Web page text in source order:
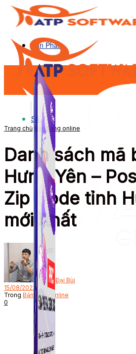
Sản Phẩm
Sản Phẩm
Trang chủ Bán hàng online
Danh sách mã
Hưng Yên –
Zip Code tỉnh
mới nhất
Bởi Đại Bùi
15/08/2022
Trong Bán hàng online
0